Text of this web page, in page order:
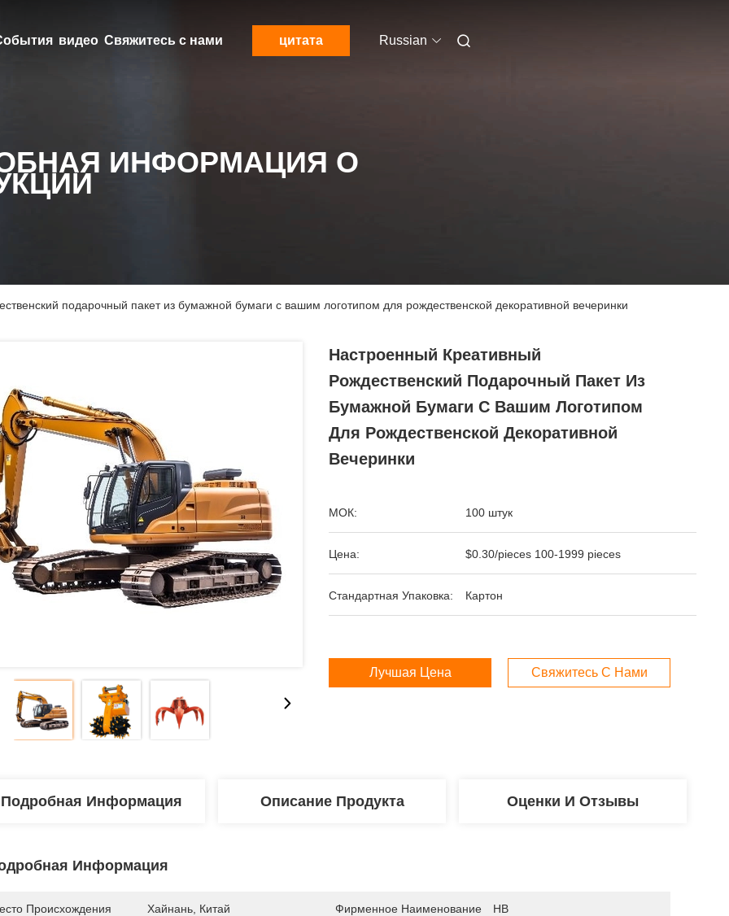
видео Свяжитесь с нами цитата Russian
ИНФОРМАЦИЯ О
подарочный пакет из бумажной бумаги с вашим логотипом для рождественской декоративной вечеринки
Настроенный Креативный
Рождественский Подарочный Пакет Из
Бумажной Бумаги С Вашим Логотипом
Для Рождественской Декоративной
Вечеринки
МОК: 100 штук
Цена: $0.30/pieces 100-1999 pieces
Стандартная Упаковка: Картон
Лучшая Цена Свяжитесь С Нами
Подробная Информация Описание Продукта Оценки И Отзывы
Информация
Происхождения Хайнань, Китай Фирменное Наименование HB